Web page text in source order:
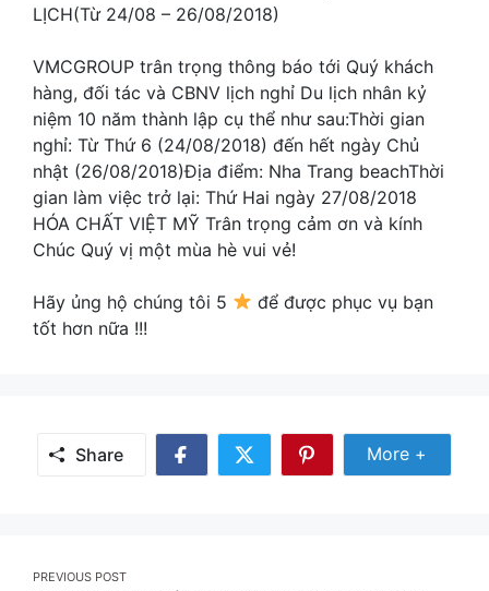
LỊCH(Từ 24/08 – 26/08/2018)
VMCGROUP trân trọng thông báo tới Quý khách
hàng, đối tác và CBNV lịch nghỉ Du lịch nhân kỷ
niệm 10 năm thành lập cụ thể như sau:Thời gian
nghỉ: Từ Thứ 6 (24/08/2018) đến hết ngày Chủ
nhật (26/08/2018)Địa điểm: Nha Trang beachThời
gian làm việc trở lại: Thứ Hai ngày 27/08/2018
HÓA CHẤT VIỆT MỸ Trân trọng cảm ơn và kính
Chúc Quý vị một mùa hè vui vẻ!
Hãy ủng hộ chúng tôi 5
để được phục vụ bạn
tốt hơn nữa !!!
Share
Share
Share
Share
More
More +
Post
PREVIOUS POST